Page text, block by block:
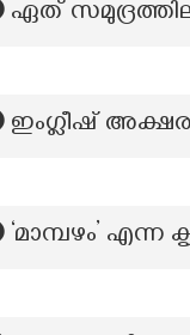
ഏത്
ഇംഗ്ലീഷ്
‘മാമ്പഴം’